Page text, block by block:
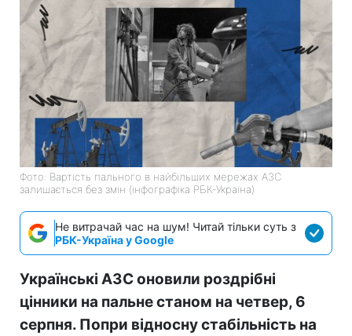
Фото: Вартість пального в найбільших мережах АЗС
залишається без змін (інфографіка РБК-Україна)
Не витрачай час на шум! Читай тільки суть з
РБК-Україна у Google
Українські АЗС оновили роздрібні
цінники на пальне станом на четвер, 6
серпня. Попри відносну стабільність на